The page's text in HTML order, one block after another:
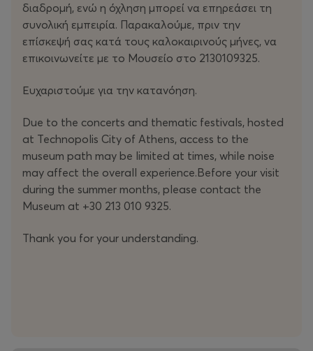
διαδρομή, ενώ η όχληση μπορεί να επηρεάσει τη
συνολική εμπειρία. Παρακαλούμε, πριν την
επίσκεψή σας κατά τους καλοκαιρινούς μήνες, να
επικοινωνείτε με το Μουσείο στο 2130109325.
Ευχαριστούμε για την κατανόηση.
Due to the concerts and thematic festivals, hosted
at Technopolis City of Athens, access to the
museum path may be limited at times, while noise
may affect the overall experience.Before your visit
during the summer months, please contact the
Museum at +30 213 010 9325.
Thank you for your understanding.